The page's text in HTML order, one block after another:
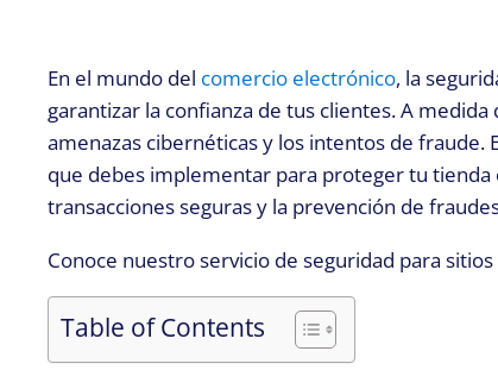
En el mundo del comercio electrónico, la
garantizar la confianza de tus clientes. A
amenazas cibernéticas y los intentos de fraude.
que debes implementar para proteger tu tienda
transacciones seguras y la prevención de
Conoce nuestro servicio de seguridad para
Table of Contents